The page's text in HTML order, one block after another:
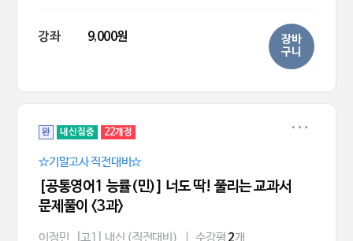
강좌 9,000원
장바
구니
완 내신집중 22개정
☆기말고사 직전대비☆
[공통영어1 능률(민)] 너도 딱! 풀리는 교과서
문제풀이 <3과>
이정민 [고1] 내신 (직전대비) 수강평 2개